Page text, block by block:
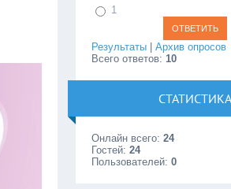
1
Результаты |Архив опросов
Всего ответов: 10
СТАТИСТИКА
Онлайн всего:24
Гостей:24
Пользователей:0